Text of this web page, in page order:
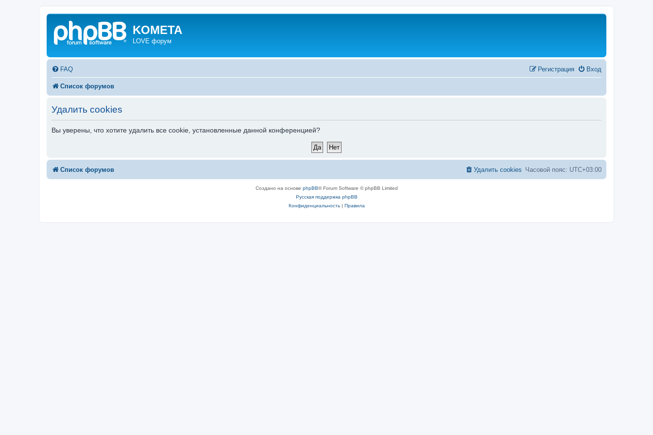
KOMETA
LOVE форум
FAQ Вход
Регистрация
Список форумов
Удалить cookies
Вы уверены, что хотите удалить все cookie, установленные данной конференцией?
Список форумов Часовой пояс: UTC+03:00
Удалить cookies
Создано на основе phpBB® Forum Software © phpBB Limited
Русская поддержка phpBB
Конфиденциальность| Правила